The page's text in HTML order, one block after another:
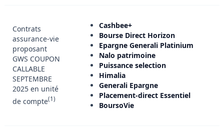
Contrats
assurance-vie
proposant
GWS COUPON
CALLABLE
SEPTEMBRE
2025 en unité
de compte(1)
Cashbee+
Bourse Direct Horizon
Epargne Generali Platinium
Nalo patrimoine
Puissance selection
Himalia
Generali Epargne
Placement-direct Essentiel
BoursoVie